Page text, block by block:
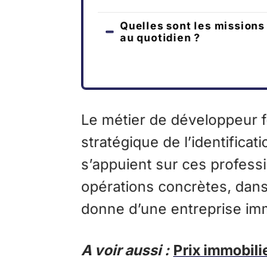
Quelles sont les
au quotidien ?
Le métier de développeur
stratégique de
s’appuient sur ces
opérations concrètes,
donne d’une entreprise
A voir aussi : Prix